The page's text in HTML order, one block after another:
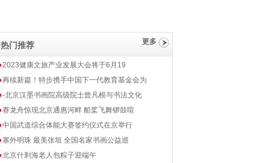
热门推荐 更多
2023健康文旅产业发展大会将于6月19
再续新篇！特步携手中国下一代教育基金会为
-北京汉墨书画院高级院士曾凡根与书法文化
赛龙舟惊现北京通惠河畔 船桨飞舞锣鼓喧
中国武道综合体能大赛签约仪式在京举行
塞外明珠 最美张垣 全国名家书画公益巡
北京什刹海老人包粽子迎端午